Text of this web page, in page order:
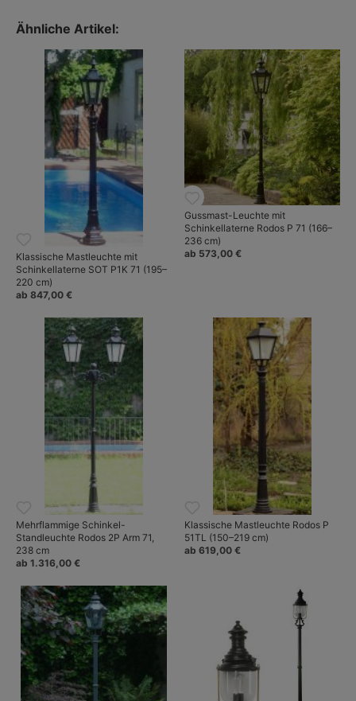
Mehr über Schlesische Laternen: Klassische Gussmasten und
Laternen.
Ähnliche Artikel:
Klassische Mastleuchte mit
Schinkellaterne SOT P1K 71 (195–
220 cm)
ab 847,00 €
Gussmast-Leuchte mit
Schinkellaterne Rodos P 71 (166–
236 cm)
ab 573,00 €
Mehrflammige Schinkel-
Standleuchte Rodos 2P Arm 71,
238 cm
ab 1.316,00 €
Klassische Mastleuchte Rodos P
51TL (150–219 cm)
ab 619,00 €